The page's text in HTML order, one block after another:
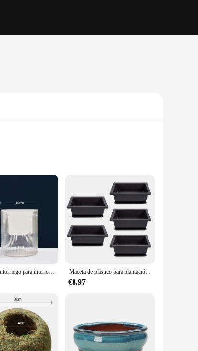
ensuring durability and longevity. The
you're a seasoned bonsai hobbyist or a
also functional, allowing for optimal drainage
amount of sunlight and care.
of sizes, they cater to different plant needs,
grows with time, symbolizing the enduring bond
Maceta de autorriego para interiores, maceta de plantas hidropónicas suculentas, Mini macetas, pecera, maceta de mesa, decoración de bonsái para el hogar Maceta de plástico para plantación de flores, maceta para suculentas, bonsái, 5 Juegos
€8.97